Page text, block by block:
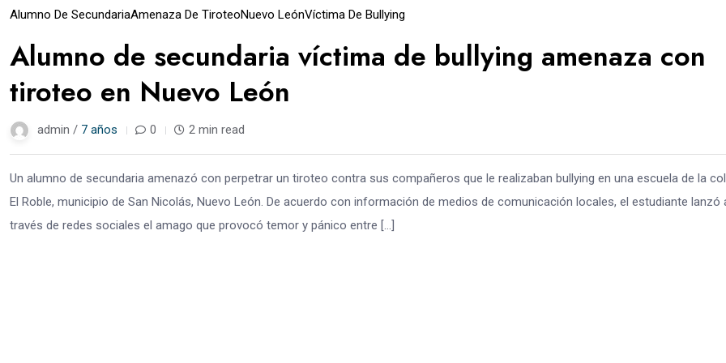
Alumno De SecundariaAmenaza De TiroteoNuevo LeónVíctima De Bullying
Alumno de secundaria víctima de bullying amenaza con
tiroteo en Nuevo León
admin / 7 años 0 2 min read
Un alumno de secundaria amenazó con perpetrar un tiroteo contra sus compañeros que le realizaban bullying en una escuela de la
El Roble, municipio de San Nicolás, Nuevo León. De acuerdo con información de medios de comunicación locales, el estudiante lanzó
través de redes sociales el amago que provocó temor y pánico entre […]